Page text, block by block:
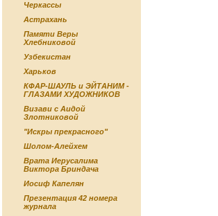
Черкассы
Астрахань
Памяти Веры
Хлебниковой
Узбекистан
Харьков
КФАР-ШАУЛЬ и ЭЙТАНИМ -
ГЛАЗАМИ ХУДОЖНИКОВ
Визави с Аидой
Злотниковой
"Искры прекрасного"
Шолом-Алейхем
Врата Иерусалима
Виктора Бриндача
Иосиф Капелян
Презентация 42 номера
журнала